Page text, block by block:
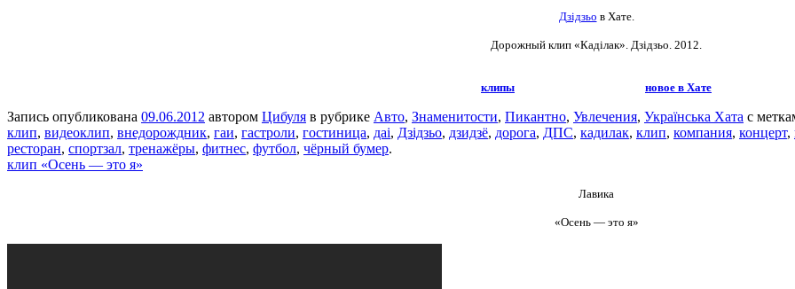
Дзідзьо в Хате.
Дорожный клип «Каділак». Дзідзьо . 2012.
клипы новое в Хате
Запись опубликована 09.06.2012 автором Цибуля в рубрике Авто, Знаменитости, Пикантно, Увлечения, Українська Хата с
клип, видеоклип, внедорождник, гаи, гастроли, гостиница, даі, Дзідзьо, дзидзё, дорога, ДПС, кадилак, клип, компания, концерт,
ресторан, спортзал, тренажёры, фитнес, футбол, чёрный бумер.
клип «Осень — это я»
Лавика
«Осень — это я»